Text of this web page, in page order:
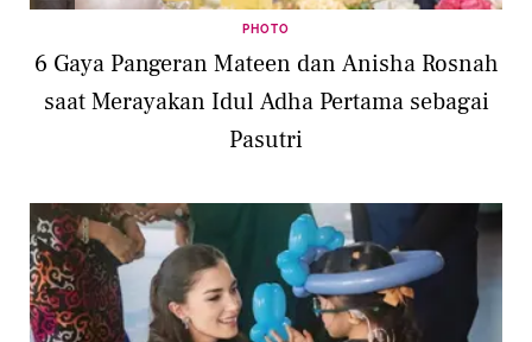
PHOTO
6 Gaya Pangeran Mateen dan Anisha Rosnah
saat Merayakan Idul Adha Pertama sebagai
Pasutri